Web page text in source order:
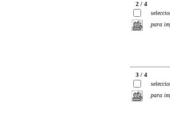
2 / 4
para
3 / 4
para